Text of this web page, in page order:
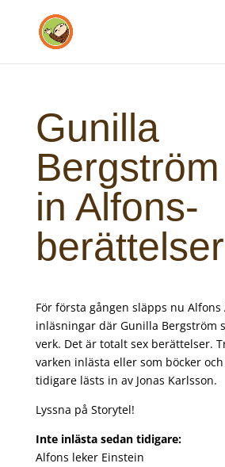
Gunilla
in Alfons-
berättelser
För första gången släpps nu Alfons
inläsningar där Gunilla Bergström
verk. Det är totalt sex berättelser.
varken inlästa eller som böcker
tidigare lästs in av Jonas Karlsson.
Lyssna på Storytel!
Inte inlästa sedan tidigare:
Alfons leker Einstein